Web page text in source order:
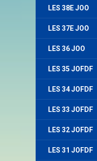
LES 38E JOO
LES 37E JOO
LES 36 JOO
LES 35 JOFDF
LES 34 JOFDF
LES 33 JOFDF
LES 32 JOFDF
LES 31 JOFDF